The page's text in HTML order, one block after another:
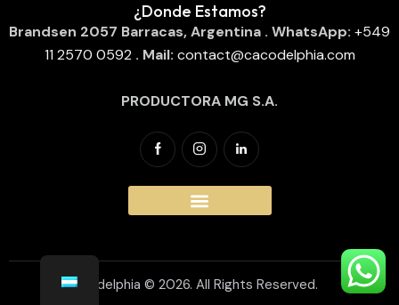
¿Donde Estamos?
Brandsen 2057 Barracas, Argentina . WhatsApp: +549
11 2570 0592‬ . Mail: contact@cacodelphia.com
PRODUCTORA MG S.A.
Cacodelphia © 2026. All Rights Reserved.